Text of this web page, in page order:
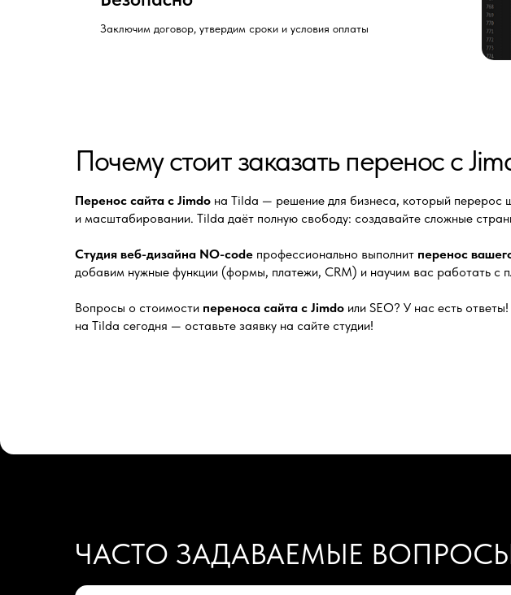
Заключим договор, утвердим сроки и условия оплаты
Почему стоит заказать перенос с
Перенос сайта с Jimdo на Tilda — решение для бизнеса, который перерос
и масштабировании. Tilda даёт полную свободу: создавайте сложные
Студия веб-дизайна NO-code профессионально выполнит перенос
добавим нужные функции (формы, платежи, CRM) и научим вас работать с
Вопросы о стоимости переноса сайта с Jimdo или SEO? У нас есть
на Tilda сегодня — оставьте заявку на сайте студии!
ЧАСТО ЗАДАВАЕМЫЕ